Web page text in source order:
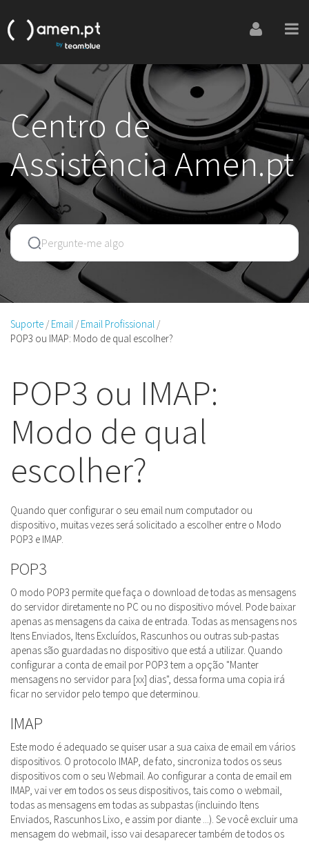
Centro de
Assistência Amen.pt
Suporte Email
Email Profissional
POP3 ou IMAP: Modo de qual escolher?
POP3 ou IMAP:
Modo de qual
escolher?
Quando quer configurar o seu email num computador ou
dispositivo, muitas vezes será solicitado a escolher entre o Modo
POP3 e IMAP.
POP3
O modo POP3 permite que faça o download de todas as mensagens
do servidor diretamente no PC ou no dispositivo móvel. Pode baixar
apenas as mensagens da caixa de entrada. Todas as mensagens nos
Itens Enviados, Itens Excluídos, Rascunhos ou outras sub-pastas
apenas são guardadas no dispositivo que está a utilizar. Quando
configurar a conta de email por POP3 tem a opção "Manter
mensagens no servidor para [xx] dias", dessa forma uma copia irá
ficar no servidor pelo tempo que determinou.
IMAP
Este modo é adequado se quiser usar a sua caixa de email em vários
dispositivos. O protocolo IMAP, de fato, sincroniza todos os seus
dispositivos com o seu Webmail. Ao configurar a conta de email em
IMAP, vai ver em todos os seus dispositivos, tais como o webmail,
todas as mensagens em todas as subpastas (incluindo Itens
Enviados, Rascunhos Lixo, e assim por diante ...). Se você excluir uma
mensagem do webmail, isso vai desaparecer também de todos os